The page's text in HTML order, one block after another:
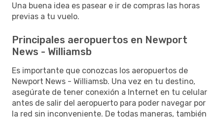
Una buena idea es pasear e ir de compras las horas
previas a tu vuelo.
Principales aeropuertos en Newport
News - Williamsb
Es importante que conozcas los aeropuertos de
Newport News - Williamsb. Una vez en tu destino,
asegúrate de tener conexión a Internet en tu celular
antes de salir del aeropuerto para poder navegar por
la red sin inconveniente. De todas maneras, también